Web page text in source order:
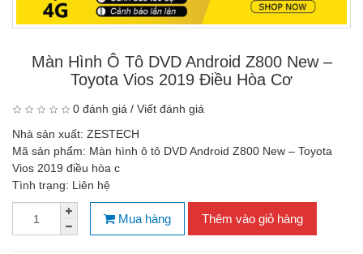
Màn Hình Ô Tô DVD Android Z800 New –
Toyota Vios 2019 Điều Hòa Cơ
0 đánh giá / Viết đánh giá
Nhà sản xuất: ZESTECH
Mã sản phẩm: Màn hình ô tô DVD Android Z800 New – Toyota
Vios 2019 điều hòa c
Tình trạng: Liên hệ
Mua hàng Thêm vào giỏ hàng